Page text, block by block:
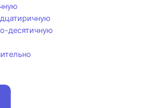
десятичную